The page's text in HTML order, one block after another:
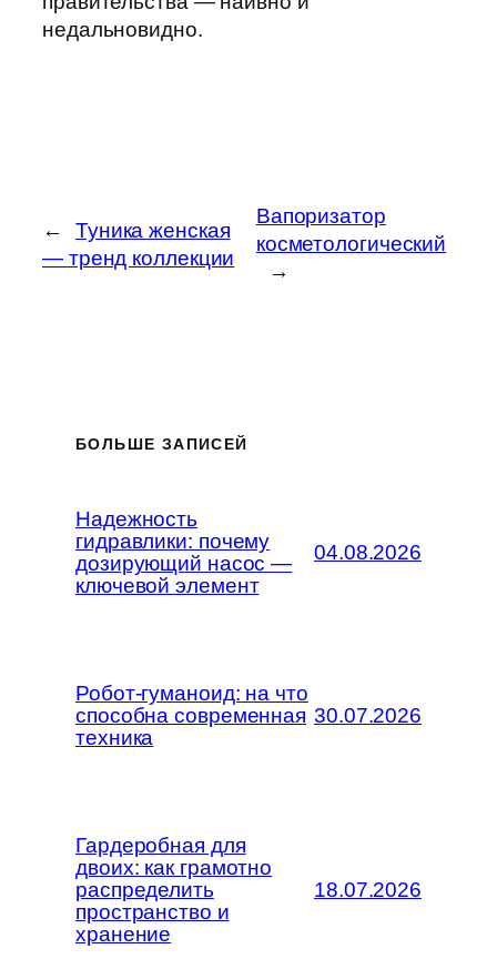
недальновидно.
←
Туника женская
— тренд коллекции
Вапоризатор
косметологический
→
БОЛЬШЕ ЗАПИСЕЙ
Надежность
гидравлики: почему
дозирующий насос —
ключевой элемент
04.08.2026
Робот-гуманоид: на что
способна современная
техника
30.07.2026
Гардеробная для
двоих: как грамотно
распределить
пространство и
хранение
18.07.2026